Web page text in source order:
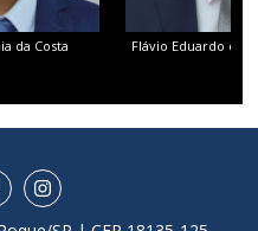
da Costa Flávio Eduardo dos